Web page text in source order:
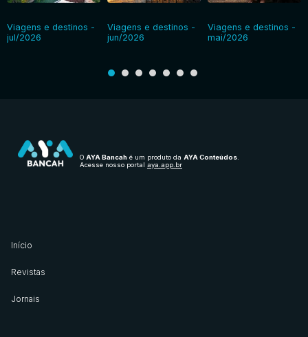
Viagens e destinos -
jul/2026
Viagens e destinos -
jun/2026
Viagens e destinos -
mai/2026
O AYA Bancah é um produto da AYA Conteúdos
Acesse nosso portal aya.app.br
Início
Revistas
Jornais